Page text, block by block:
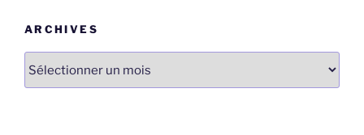
ARCHIVES